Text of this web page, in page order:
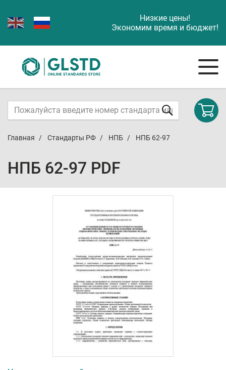
Низкие цены!
Экономим время и бюджет!
Главная Стандарты РФ НПБ НПБ 62-97
НПБ 62-97 PDF